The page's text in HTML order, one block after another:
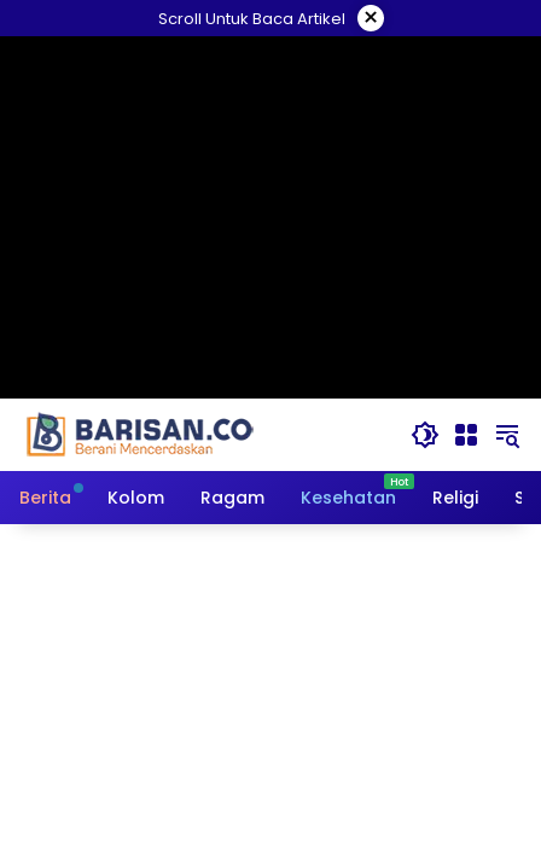
ke
Scroll Untuk Baca Artikel ×
Berita Kolom Ragam Kesehatan Religi